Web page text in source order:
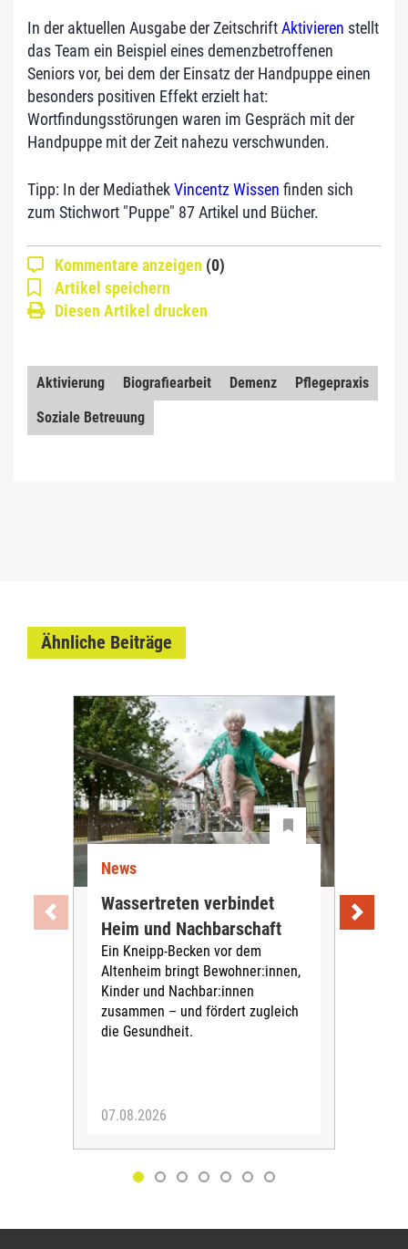
In der aktuellen Ausgabe der ZeitschriftAktivieren stellt
das Team ein Beispiel eines demenzbetroffenen
Seniors vor, bei dem der Einsatz der Handpuppe einen
besonders positiven Effekt erzielt hat:
Wortfindungsstörungen waren im Gespräch mit der
Handpuppe mit der Zeit nahezu verschwunden.
Tipp: In der MediathekVincentz Wissen finden sich
zum Stichwort "Puppe" 87 Artikel und Bücher.
Kommentare anzeigen (0)
Artikel speichern
Diesen Artikel drucken
Aktivierung Biografiearbeit Demenz
Pflegepraxis
Soziale Betreuung
Ähnliche Beiträge
News
Wassertreten verbindet
Heim und Nachbarschaft
Ein Kneipp-Becken vor dem
Altenheim bringt Bewohner:innen,
Kinder und Nachbar:innen
zusammen – und fördert zugleich
die Gesundheit.
07.08.2026